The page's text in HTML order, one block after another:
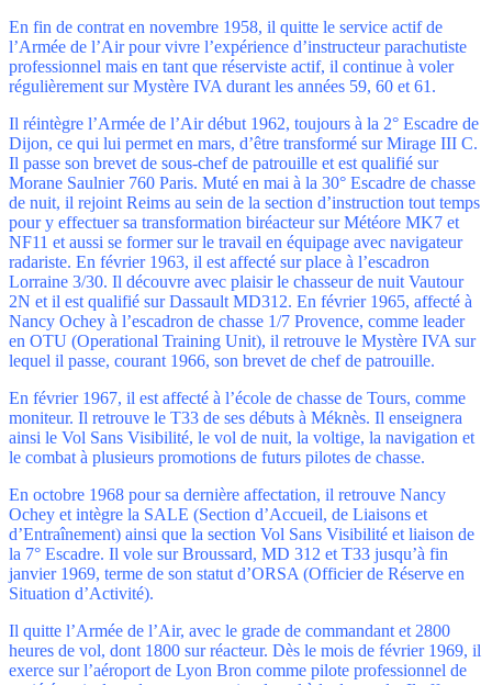
En fin de contrat en novembre 1958, il quitte le service actif de
l’Armée de l’Air pour vivre l’expérience d’instructeur parachutiste
professionnel mais en tant que réserviste actif, il continue à voler
régulièrement sur Mystère IVA durant les années 59, 60 et 61.
Il réintègre l’Armée de l’Air début 1962, toujours à la 2° Escadre de
Dijon, ce qui lui permet en mars, d’être transformé sur Mirage III C.
Il passe son brevet de sous-chef de patrouille et est qualifié sur
Morane Saulnier 760 Paris. Muté en mai à la 30° Escadre de chasse
de nuit, il rejoint Reims au sein de la section d’instruction tout temps
pour y effectuer sa transformation biréacteur sur Météore MK7 et
NF11 et aussi se former sur le travail en équipage avec navigateur
radariste. En février 1963, il est affecté sur place à l’escadron
Lorraine 3/30. Il découvre avec plaisir le chasseur de nuit Vautour
2N et il est qualifié sur Dassault MD312. En février 1965, affecté à
Nancy Ochey à l’escadron de chasse 1/7 Provence, comme leader
en OTU (Operational Training Unit), il retrouve le Mystère IVA sur
lequel il passe, courant 1966, son brevet de chef de patrouille.
En février 1967, il est affecté à l’école de chasse de Tours, comme
moniteur. Il retrouve le T33 de ses débuts à Méknès. Il enseignera
ainsi le Vol Sans Visibilité, le vol de nuit, la voltige, la navigation et
le combat à plusieurs promotions de futurs pilotes de chasse.
En octobre 1968 pour sa dernière affectation, il retrouve Nancy
Ochey et intègre la SALE (Section d’Accueil, de Liaisons et
d’Entraînement) ainsi que la section Vol Sans Visibilité et liaison de
la 7° Escadre. Il vole sur Broussard, MD 312 et T33 jusqu’à fin
janvier 1969, terme de son statut d’ORSA (Officier de Réserve en
Situation d’Activité).
Il quitte l’Armée de l’Air, avec le grade de commandant et 2800
heures de vol, dont 1800 sur réacteur. Dès le mois de février 1969, il
exerce sur l’aéroport de Lyon Bron comme pilote professionnel de